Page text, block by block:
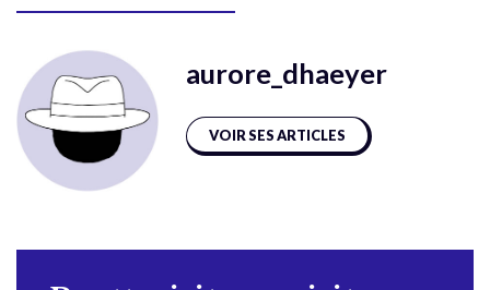
aurore_dhaeyer
VOIR SES ARTICLES